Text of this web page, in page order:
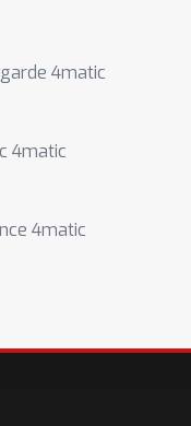
4matic
4matic
4matic